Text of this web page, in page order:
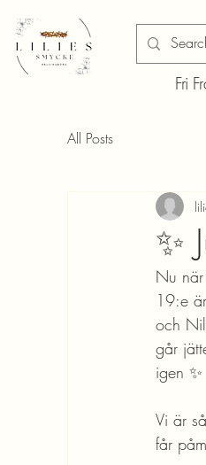
Fri
All Posts
✨
Nu
19:e
och
går
igen ✨
Vi är
får